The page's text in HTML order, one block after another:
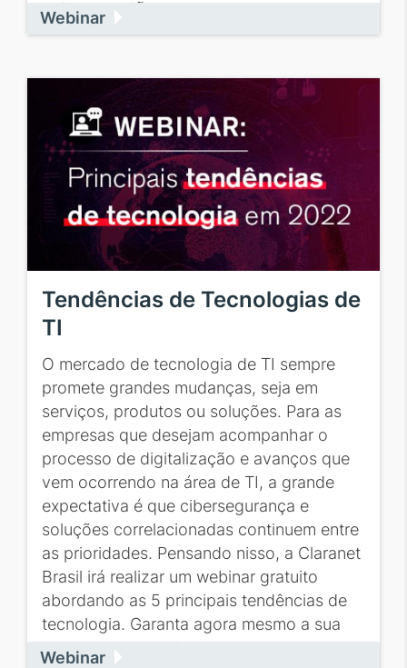
outras questões, vamos...
Webinar
Tendências de Tecnologias de
TI
O mercado de tecnologia de TI sempre
promete grandes mudanças, seja em
serviços, produtos ou soluções. Para as
empresas que desejam acompanhar o
processo de digitalização e avanços que
vem ocorrendo na área de TI, a grande
expectativa é que cibersegurança e
soluções correlacionadas continuem entre
as prioridades. Pensando nisso, a Claranet
Brasil irá realizar um webinar gratuito
abordando as 5 principais tendências de
tecnologia. Garanta agora mesmo a sua
vaga, inscreva-se!
Webinar